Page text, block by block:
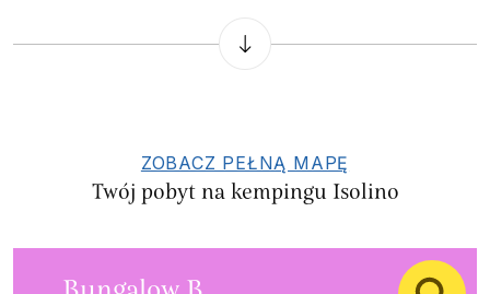
ZOBACZ PEŁNĄ MAPĘ
Twój pobyt na kempingu Isolino